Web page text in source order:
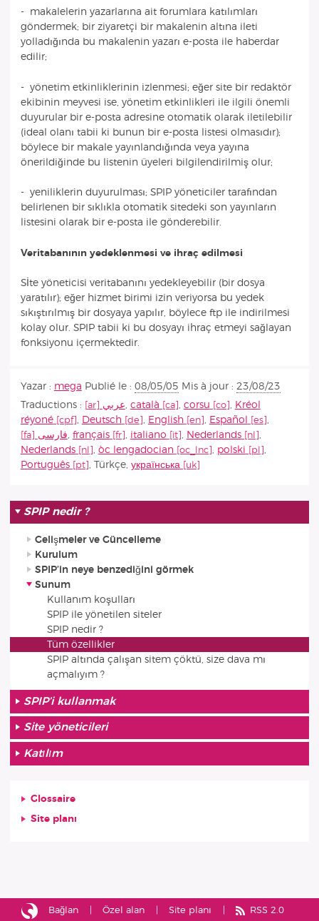
- makalelerin yazarlarına ait forumlara katılımları
göndermek; bir ziyaretçi bir makalenin altına ileti
yolladığında bu makalenin yazarı e-posta ile haberdar
edilir;
- yönetim etkinliklerinin izlenmesi; eğer site bir redaktör
ekibinin meyvesi ise, yönetim etkinlikleri ile ilgili önemli
duyurular bir e-posta adresine otomatik olarak iletilebilir
(ideal olanı tabii ki bunun bir e-posta listesi olmasıdır);
böylece bir makale yayınlandığında veya yayına
önerildiğinde bu listenin üyeleri bilgilendirilmiş olur;
- yeniliklerin duyurulması; SPIP yöneticiler tarafından
belirlenen bir sıklıkla otomatik sitedeki son yayınların
listesini olarak bir e-posta ile gönderebilir.
Veritabanının yedeklenmesi ve ihraç edilmesi
Sİte yöneticisi veritabanını yedekleyebilir (bir dosya
yaratılır); eğer hizmet birimi izin veriyorsa bu yedek
sıkıştırılmış bir dosyaya yapılır, böylece ftp ile indirilmesi
kolay olur. SPIP tabii ki bu dosyayı ihraç etmeyi sağlayan
fonksiyonu içermektedir.
Yazar : mega Publié le : 08/05/05 Mis à jour : 23/08/23
Traductions :
عربي català corsu
Kréol
réyoné
Deutsch English Español
فارسى français italiano Nederlands
Nederlands
òc lengadocian polski
Português
Türkçe, українська
SPIP nedir ?
Gelişmeler ve Güncelleme
Kurulum
SPIP’in neye benzediğini görmek
Sunum
Kullanım koşulları
SPIP ile yönetilen siteler
SPIP nedir ?
Tüm özellikler
SPIP altında çalışan sitem çöktü, size dava mı
açmalıyım ?
SPIP’i kullanmak
Site yöneticileri
Katılım
Glossaire
Site planı
Bağlan Özel alan Site planı RSS 2.0